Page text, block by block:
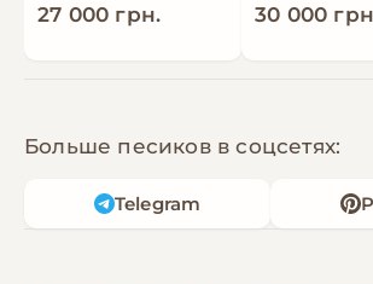
27 000 грн. 30 000
Больше песиков в соцсетях:
Telegram